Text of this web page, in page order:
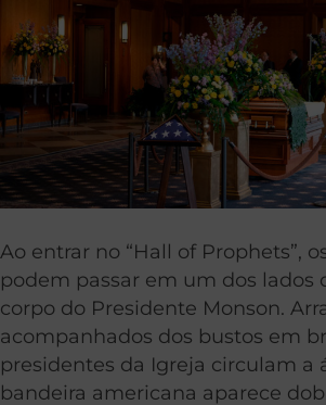
Ao entrar no “Hall of Prophets”,
podem passar em um dos lados
corpo do Presidente Monson.
acompanhados dos bustos em
presidentes da Igreja circulam a
bandeira americana aparece